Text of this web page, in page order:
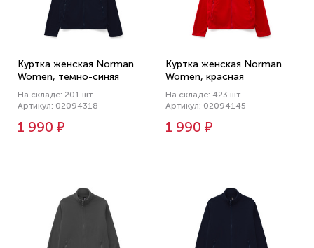
Куртка женская Norman
Women, темно-синяя
На складе: 201 шт
Артикул: 02094318
1 990 ₽
Куртка женская Norman
Women, красная
На складе: 423 шт
Артикул: 02094145
1 990 ₽